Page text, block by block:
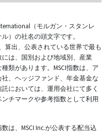
（モルガン・スタンレ
）の社名の頭文字です。
算出、公表されている世界で最も
は、国別および地域別、産業
類があります。MSCI指数は、ア
、ヘッジファンド、年金基金な
においては、運用会社にて多く
チマークや参考指数として利用
は、MSCI Inc.が公表する配当込